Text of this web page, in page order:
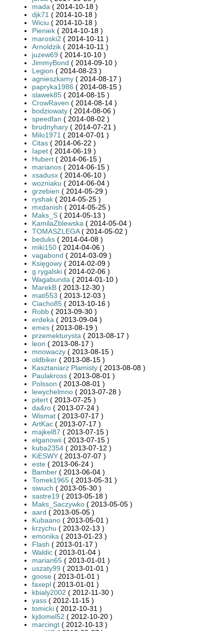
mada ( 2014-10-18 )
djk71 ( 2014-10-18 )
Wiciu ( 2014-10-18 )
Pieniek ( 2014-10-18 )
maroski2 ( 2014-10-11 )
Arnoldzik ( 2014-10-11 )
juzew69 ( 2014-10-10 )
JimmyBond ( 2014-09-10 )
Legion ( 2014-08-23 )
agnieszkamy ( 2014-08-17 )
papryka1986 ( 2014-08-15 )
slawek85 ( 2014-08-15 )
CrowRaven ( 2014-08-14 )
bodziowaty ( 2014-08-06 )
speedfan ( 2014-08-02 )
brudnyhary ( 2014-07-21 )
Milo1971 ( 2014-07-01 )
Citas ( 2014-06-22 )
Iapet ( 2014-06-19 )
Hubert ( 2014-06-15 )
marianos ( 2014-06-15 )
xsadusx ( 2014-06-10 )
wozniaku ( 2014-06-04 )
grzebien ( 2014-05-29 )
ryshak ( 2014-05-25 )
mxdanish ( 2014-05-25 )
Maks_S ( 2014-05-13 )
KamilaZblewska ( 2014-05-04 )
TOMASZLEGA( 2014-05-02 )
beduks ( 2014-04-08 )
miki150 ( 2014-04-06 )
vagabond ( 2014-03-09 )
Księgowy ( 2014-02-09 )
g.rygalski ( 2014-02-06 )
Wagabunda ( 2014-01-10 )
MarekB ( 2013-12-30 )
mati553 ( 2013-12-03 )
Ciacho85 ( 2013-10-16 )
Robb ( 2013-09-30 )
erdeka ( 2013-09-04 )
emes ( 2013-08-19 )
przemekturysta ( 2013-08-17 )
leon ( 2013-08-17 )
mnowaczy ( 2013-08-15 )
oldbiker ( 2013-08-15 )
Kasztaniarz Plamisty ( 2013-08-08 )
Paulakross ( 2013-08-01 )
Polsson ( 2013-08-01 )
lewychelmno ( 2013-07-28 )
pitert ( 2013-07-25 )
da&ro ( 2013-07-24 )
Wismat ( 2013-07-17 )
ArtKac ( 2013-07-17 )
majkel87 ( 2013-07-15 )
elganowii ( 2013-07-15 )
kuba2354 ( 2013-07-12 )
KiESWY ( 2013-07-07 )
este ( 2013-06-24 )
Bamber ( 2013-06-04 )
Tomek1965 ( 2013-05-31 )
siwuch ( 2013-05-30 )
sastre19 ( 2013-05-18 )
Maks_Saczywko ( 2013-05-05 )
aard ( 2013-05-05 )
Kubaano ( 2013-05-01 )
krzychu ( 2013-02-13 )
emonika ( 2013-01-23 )
Flash ( 2013-01-17 )
Waldic ( 2013-01-04 )
marian65 ( 2013-01-01 )
uszaty99 ( 2013-01-01 )
goose ( 2013-01-01 )
faxepl ( 2013-01-01 )
kbialy2002 ( 2012-11-30 )
yass ( 2012-11-15 )
tomicki ( 2012-10-31 )
kjdomel52 ( 2012-10-20 )
marcingt ( 2012-10-13 )